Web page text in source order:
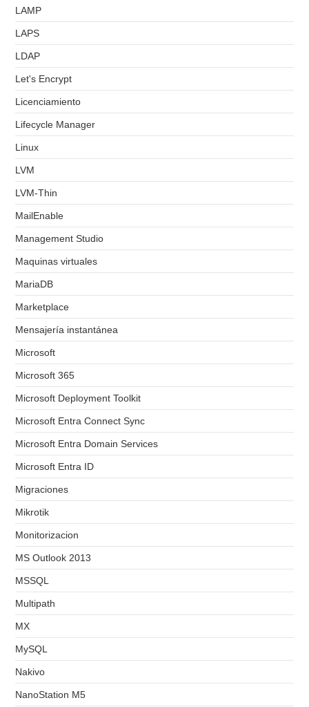
LAMP
LAPS
LDAP
Let's Encrypt
Licenciamiento
Lifecycle Manager
Linux
LVM
LVM-Thin
MailEnable
Management Studio
Maquinas virtuales
MariaDB
Marketplace
Mensajería instantánea
Microsoft
Microsoft 365
Microsoft Deployment Toolkit
Microsoft Entra Connect Sync
Microsoft Entra Domain Services
Microsoft Entra ID
Migraciones
Mikrotik
Monitorizacion
MS Outlook 2013
MSSQL
Multipath
MX
MySQL
Nakivo
NanoStation M5